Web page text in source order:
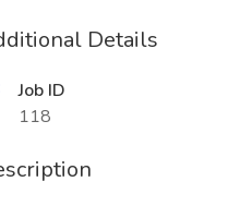
Details
Job ID
118